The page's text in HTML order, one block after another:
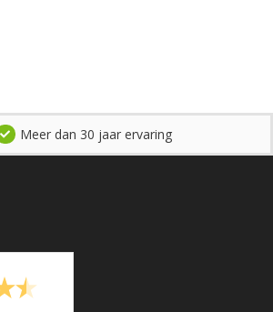
Meer dan 30 jaar ervaring